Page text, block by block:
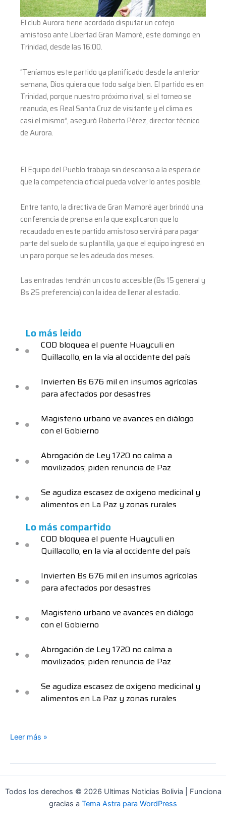
El club Aurora tiene acordado disputar un cotejo
amistoso ante Libertad Gran Mamoré, este domingo en
Trinidad, desde las 16:00.
“Teníamos este partido ya planificado desde la anterior
semana, Dios quiera que todo salga bien. El partido es en
Trinidad, porque nuestro próximo rival, si el torneo se
reanuda, es Real Santa Cruz de visitante y el clima es
casi el mismo”, aseguró Roberto Pérez, director técnico
de Aurora.
El Equipo del Pueblo trabaja sin descanso a la espera de
que la competencia oficial pueda volver lo antes posible.
Entre tanto, la directiva de Gran Mamoré ayer brindó una
conferencia de prensa en la que explicaron que lo
recaudado en este partido amistoso servirá para pagar
parte del suelo de su plantilla, ya que el equipo ingresó en
un paro porque se les adeuda dos meses.
Las entradas tendrán un costo accesible (Bs 15 general y
Bs 25 preferencia) con la idea de llenar al estadio.
Lo más leido
COD bloquea el puente Huayculi en
Quillacollo, en la vía al occidente del país
Invierten Bs 676 mil en insumos agrícolas
para afectados por desastres
Magisterio urbano ve avances en diálogo
con el Gobierno
Abrogación de Ley 1720 no calma a
movilizados; piden renuncia de Paz
Se agudiza escasez de oxígeno medicinal y
alimentos en La Paz y zonas rurales
Lo más compartido
COD bloquea el puente Huayculi en
Quillacollo, en la vía al occidente del país
Invierten Bs 676 mil en insumos agrícolas
para afectados por desastres
Magisterio urbano ve avances en diálogo
con el Gobierno
Abrogación de Ley 1720 no calma a
movilizados; piden renuncia de Paz
Se agudiza escasez de oxígeno medicinal y
alimentos en La Paz y zonas rurales
Leer más »
Todos los derechos © 2026 Ultimas Noticias Bolivia | Funciona
gracias a Tema Astra para WordPress